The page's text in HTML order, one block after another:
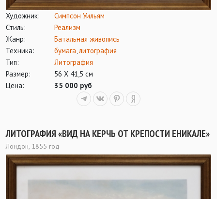
Художник:
Симпсон Уильям
Стиль:
Реализм
Жанр:
Батальная живопись
Техника:
бумага,литография
Тип:
Литография
Размер:
56 Х 41,5 см
Цена:
35 000 руб
ЛИТОГРАФИЯ «ВИД НА КЕРЧЬ ОТ КРЕПОСТИ ЕНИКАЛЕ»
Лондон, 1855 год